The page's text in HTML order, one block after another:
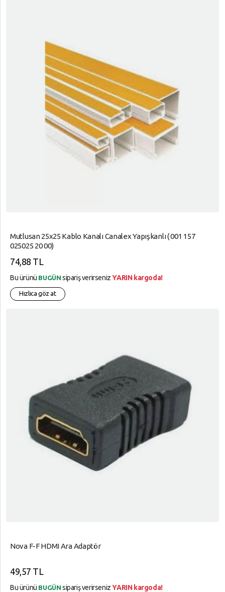
Mutlusan 25x25 Kablo Kanalı Canalex Yapışkanlı ( 001 157
025025 20 00)
74,88 TL
Bu ürünü BUGÜN sipariş verirsenizYARIN kargoda!
Hızlıca göz at
Nova F-F HDMI Ara Adaptör
49,57 TL
Bu ürünü BUGÜN sipariş verirsenizYARIN kargoda!